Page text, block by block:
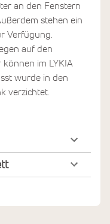
an den Fenstern
stehen ein
Verfügung.
auf den
im LYKIA
wurde in den
verzichtet.